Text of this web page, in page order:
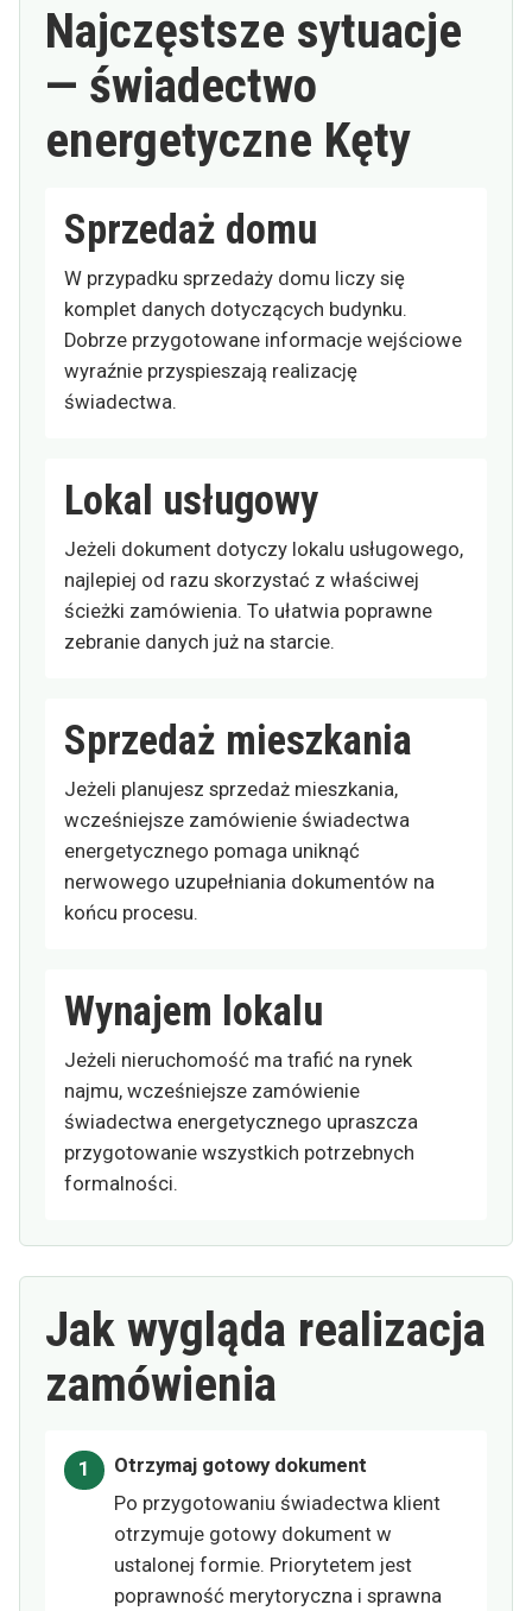
Najczęstsze sytuacje
— świadectwo
energetyczne Kęty
Sprzedaż domu
W przypadku sprzedaży domu liczy się
komplet danych dotyczących budynku.
Dobrze przygotowane informacje wejściowe
wyraźnie przyspieszają realizację
świadectwa.
Lokal usługowy
Jeżeli dokument dotyczy lokalu usługowego,
najlepiej od razu skorzystać z właściwej
ścieżki zamówienia. To ułatwia poprawne
zebranie danych już na starcie.
Sprzedaż mieszkania
Jeżeli planujesz sprzedaż mieszkania,
wcześniejsze zamówienie świadectwa
energetycznego pomaga uniknąć
nerwowego uzupełniania dokumentów na
końcu procesu.
Wynajem lokalu
Jeżeli nieruchomość ma trafić na rynek
najmu, wcześniejsze zamówienie
świadectwa energetycznego upraszcza
przygotowanie wszystkich potrzebnych
formalności.
Jak wygląda realizacja
zamówienia
Otrzymaj gotowy dokument
Po przygotowaniu świadectwa klient
otrzymuje gotowy dokument w
ustalonej formie. Priorytetem jest
poprawność merytoryczna i sprawna